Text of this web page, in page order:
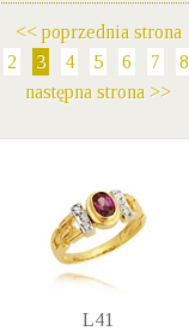
<< poprzednia strona
2 3 4 5 6 7 8
następna strona >>
L41